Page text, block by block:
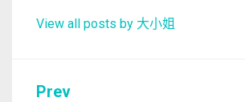
View all posts by 大小姐
文
Prev